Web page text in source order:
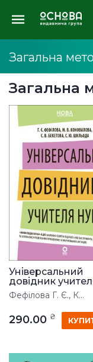
Загальна
Загальна
Універсальний
довідник
Фефілова Г. Є., К...
290.00 ₴